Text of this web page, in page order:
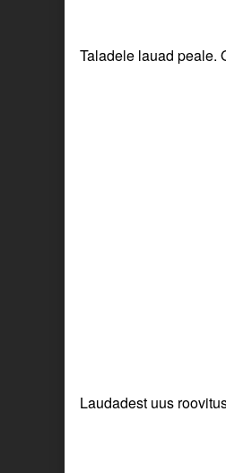
Taladele lauad peale.
Laudadest uus